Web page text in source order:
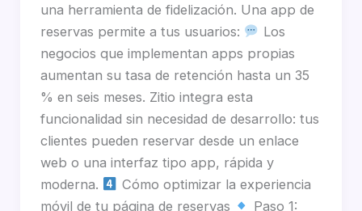
una herramienta de fidelización. Una app de
reservas permite a tus usuarios:
Los
negocios que implementan apps propias
aumentan su tasa de retención hasta un 35
% en seis meses. Zitio integra esta
funcionalidad sin necesidad de desarrollo: tus
clientes pueden reservar desde un enlace
web o una interfaz tipo app, rápida y
moderna.
Cómo optimizar la experiencia
móvil de tu página de reservas
Paso 1: